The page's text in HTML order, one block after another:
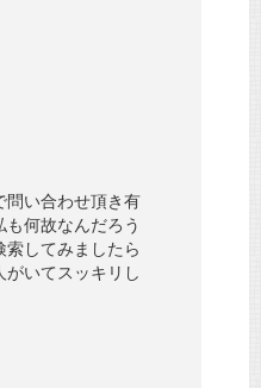
問い合わせ頂き有
も何故なんだろう
索してみましたら
がいてスッキリし